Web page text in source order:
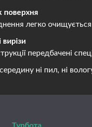
поверхня
легко
передбачені
ні пил, ні